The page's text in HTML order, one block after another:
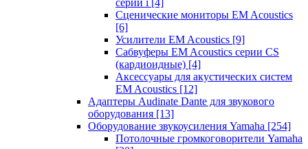
серии i [4]
Сценические мониторы EM Acoustics
[6]
Усилители EM Acoustics [9]
Сабвуферы EM Acoustics серии CS
(кардиоидные) [4]
Аксессуары для акустических систем
EM Acoustics [12]
Адаптеры Audinate Dante для звукового
оборудования [13]
Оборудование звукоусиления Yamaha [254]
Потолочные громкоговорители Yamaha